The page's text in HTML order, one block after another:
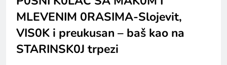
MLEVENIM 0RASIMA-Slojevit,
VIS0K i preukusan – baš kao na
STARINSK0J trpezi